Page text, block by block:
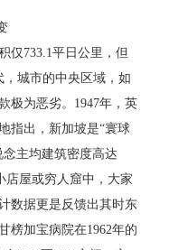
仅733.1平日公里，但
城市的中央区域，如
极为恶劣。1947年，英
指出，新加坡是“寰球
念主均建筑密度高达
店屋或穷人窟中，大家
数据更是反馈出其时东
榜加宝病院在1962年的